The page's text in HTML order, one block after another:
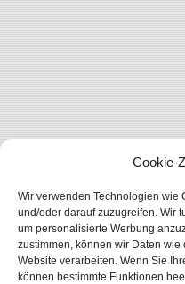
Cookie-
Wir verwenden Technologien wie
und/oder darauf zuzugreifen. Wir
um personalisierte Werbung
zustimmen, können wir Daten
Website verarbeiten. Wenn Sie
können bestimmte Funktionen